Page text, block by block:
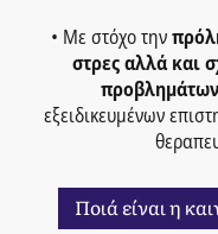
• Με στόχο την
στρες αλλά και
προβλημάτων
εξειδικευμένων
Ποιά είναι η